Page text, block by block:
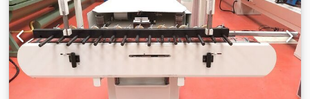
precio indicado no incluye el IVA IVA/Régimen de recargo
del IVA: El IVA es deducible para las empresas Entrega y
aceptación de vehículos usados posibles en cualquier
momento para todos los productos de la industria Lukas
van Rossum